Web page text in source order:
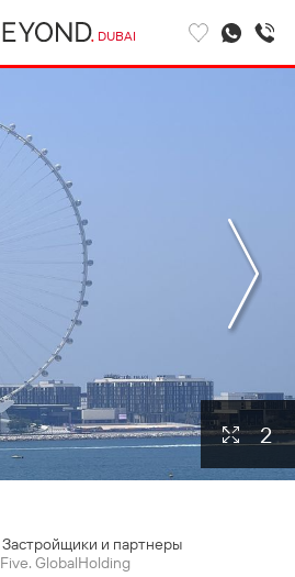
DUBAI
2
Застройщики и партнеры
Five. GlobalHolding